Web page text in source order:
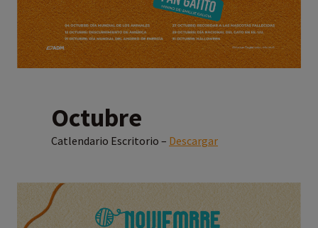
Octubre
Catlendario Escritorio – Descargar